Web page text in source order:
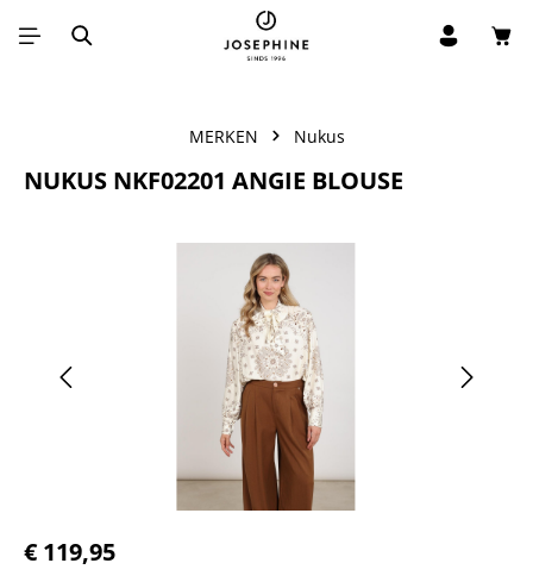
Ga naar de hoofdinhoud
MERKEN Nukus
NUKUS NKF02201 ANGIE BLOUSE
Normale prijs:
€ 119,95